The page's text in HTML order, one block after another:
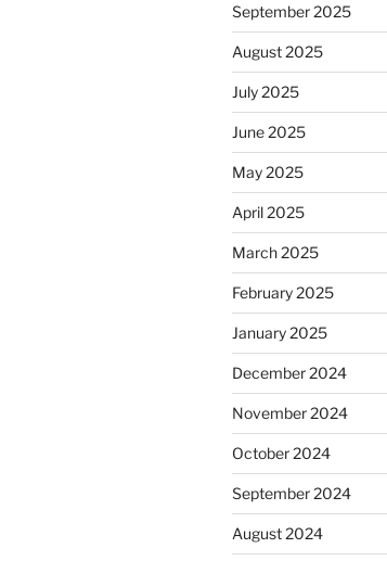
September 2025
August 2025
July 2025
June 2025
May 2025
April 2025
March 2025
February 2025
January 2025
December 2024
November 2024
October 2024
September 2024
August 2024